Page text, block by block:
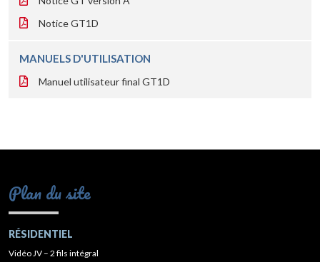
Notice GT1D
MANUELS D'UTILISATION
Manuel utilisateur final GT1D
Plan du site
RÉSIDENTIEL
Vidéo JV – 2 fils intégral